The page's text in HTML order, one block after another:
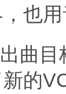
也
曲
的